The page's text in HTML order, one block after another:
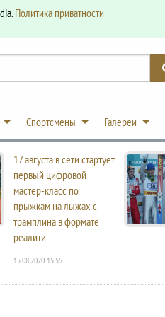
Политика приватности
Спортсмены Галереи
17 августа в сети стартует
первый цифровой
мастер-класс по
прыжкам на лыжах с
трамплина в формате
реалити
15.08.2020 15:55